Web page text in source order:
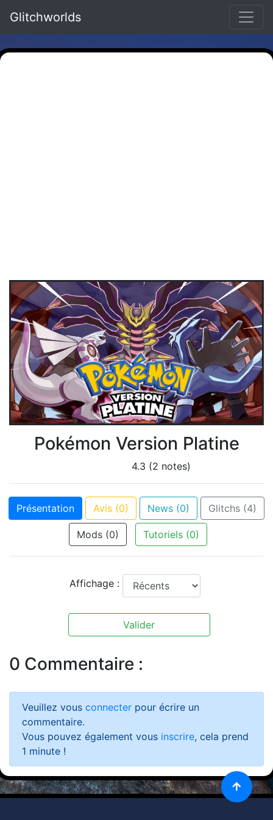
Glitchworlds
Pokémon Version Platine
4.3 (2 notes)
Présentation Avis (0) News (0) Glitchs (4)
Mods (0) Tutoriels (0)
Affichage :
Valider
0 Commentaire :
Veuillez vous connecter pour écrire un
commentaire.
Vous pouvez également vous inscrire, cela prend
1 minute !